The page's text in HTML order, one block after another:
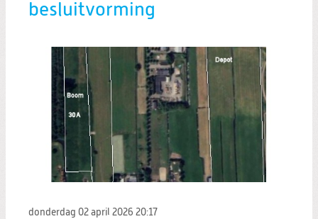
besluitvorming
donderdag 02 april 2026 20:17